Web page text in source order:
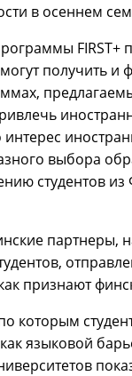
в осеннем
получить и
выбора
студентов
партнеры,
признают
языковой